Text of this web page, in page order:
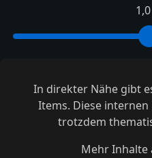
In direkter Nähe gibt
Items. Diese
trotzdem
Mehr Inhalte